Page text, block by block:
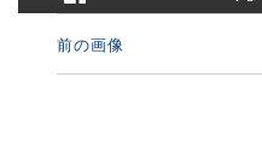
前の画像